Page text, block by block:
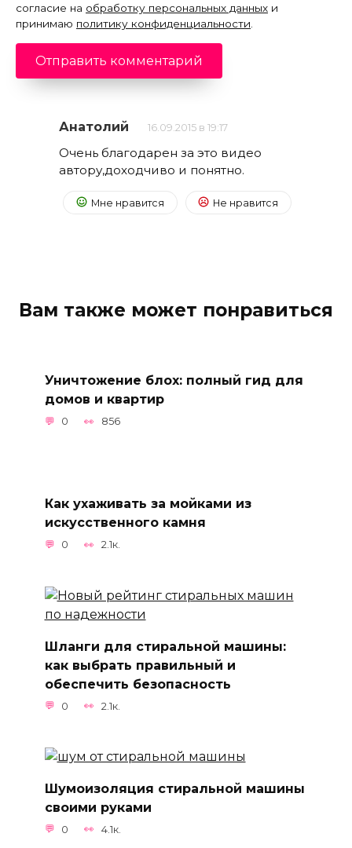
согласие на обработку персональных данных и
принимаю политику конфиденциальности.
Анатолий 16.09.2015 в 19:17
Очень благодарен за это видео
автору,доходчиво и понятно.
Мне нравится Не нравится
Вам также может понравиться
Уничтожение блох: полный гид для
домов и квартир
0 856
Как ухаживать за мойками из
искусственного камня
0 2.1к.
Шланги для стиральной машины:
как выбрать правильный и
обеспечить безопасность
0 2.1к.
Шумоизоляция стиральной машины
своими руками
0 4.1к.